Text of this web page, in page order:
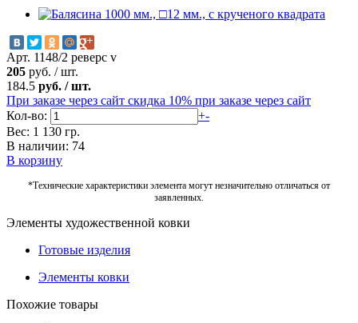
Арт. 1148/2 реверс v
205 руб. /шт.
184.5 руб. /шт.
При заказе через сайт скидка 10% при заказе через сайт
Кол-во:
+-
Вес: 1 130 гр.
В наличии: 74
В корзину
*Технические характеристики элемента могут незначительно отличаться от
заявленных.
Элементы художественной ковки
Готовые изделия
Элементы ковки
Похожие товары